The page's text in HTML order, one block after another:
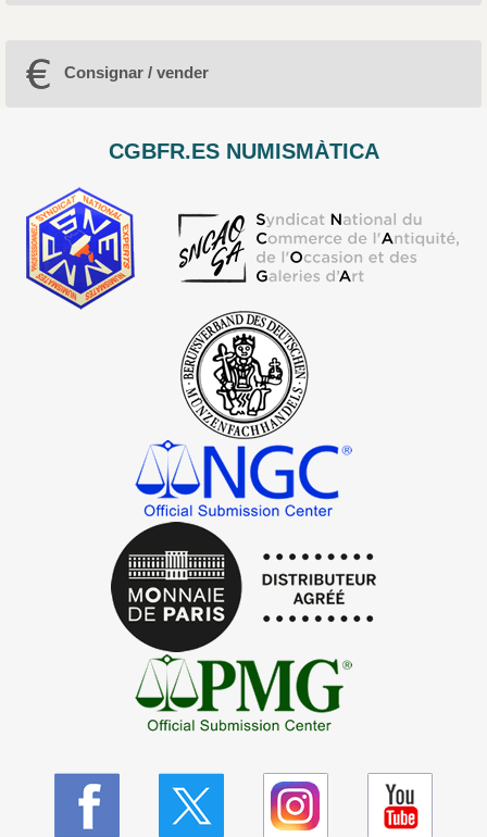
Consignar / vender
CGBFR.ES NUMISMÀTICA